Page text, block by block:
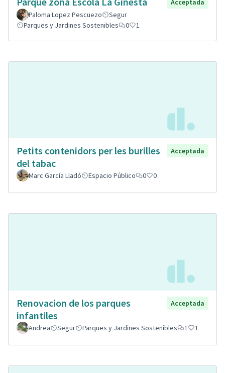
Acceptada
Paloma Lopez Pescuezo
Segur
Parques y Jardines Sostenibles
0 1
Petits contenidors per les burilles
del tabac
Acceptada
Marc García Lladó Espacio Público 0 0
Renovacion de los parques
infantiles
Acceptada
Andrea Segur Parques y Jardines Sostenibles 1 1